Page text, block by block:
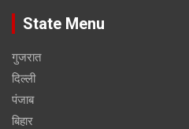
State Menu
गुजरात
दिल्ली
पंजाब
बिहार